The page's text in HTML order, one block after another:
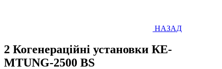
НАЗАД
2 Когенераційні установки КЕ-
МTUNG-2500 ВS